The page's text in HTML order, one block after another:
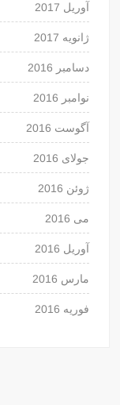
آوریل 2017
ژانویه 2017
دسامبر 2016
نوامبر 2016
آگوست 2016
جولای 2016
ژوئن 2016
می 2016
آوریل 2016
مارس 2016
فوریه 2016